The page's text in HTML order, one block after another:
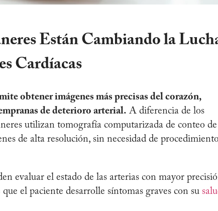
Están Cambiando la
Cardíacas
obtener imágenes más precisas del corazón,
de deterioro arterial. A diferencia de los
utilizan tomografía computarizada de conteo de
de alta resolución, sin necesidad de
evaluar el estado de las arterias con mayor
el paciente desarrolle síntomas graves con su